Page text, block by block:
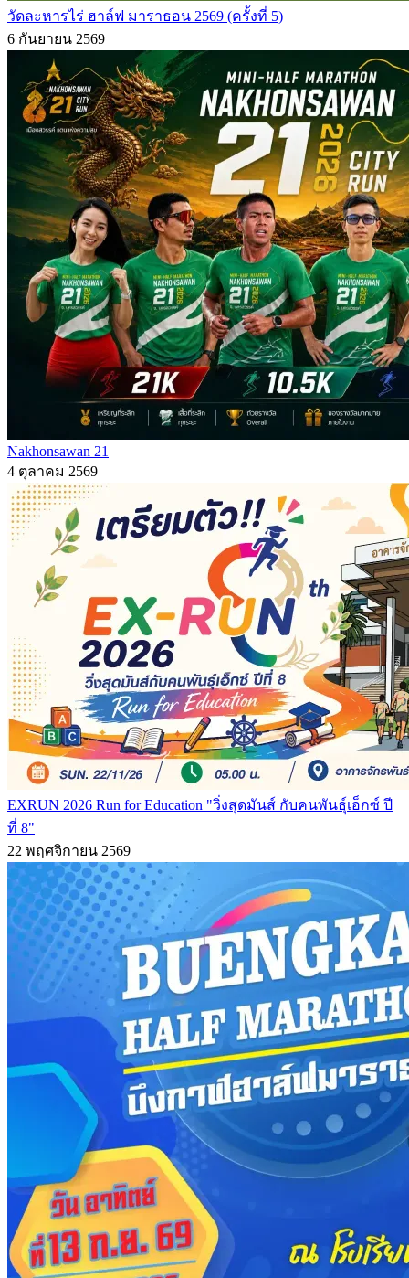
วัดละหารไร่ ฮาล์ฟ มาราธอน 2569 (ครั้งที่ 5)
6 กันยายน 2569
Nakhonsawan 21
4 ตุลาคม 2569
EXRUN 2026 Run for Education "วิ่งสุดมันส์ กับคนพันธุ์เอ็กซ์ ปี
ที่ 8"
22 พฤศจิกายน 2569